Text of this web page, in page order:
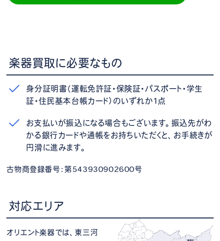
楽器買取に必要なもの
身分証明書（運転免許証・保険証・パスポート・学生
証・住民基本台帳カード）のいずれか1点
お支払いが振込になる場合もございます。振込先がわ
かる銀行カードや通帳をお持ちいただくと、お手続きが
円滑に進みます。
古物商登録番号：第543930902600号
対応エリア
オリエント楽器では、東三河